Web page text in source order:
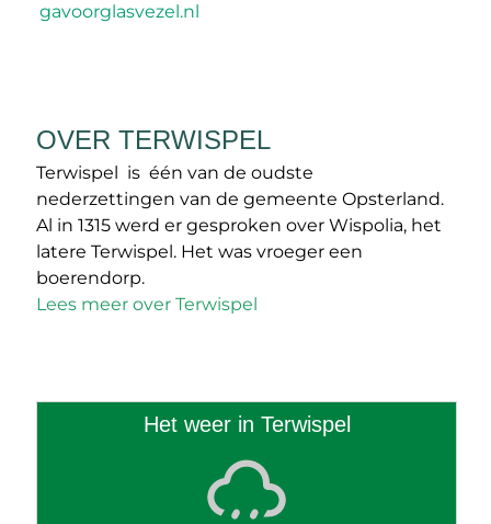
gavoorglasvezel.nl
OVER TERWISPEL
Terwispel is één van de oudste
nederzettingen van de gemeente Opsterland.
Al in 1315 werd er gesproken over Wispolia, het
latere Terwispel. Het was vroeger een
boerendorp.
Lees meer over Terwispel
Het weer in Terwispel